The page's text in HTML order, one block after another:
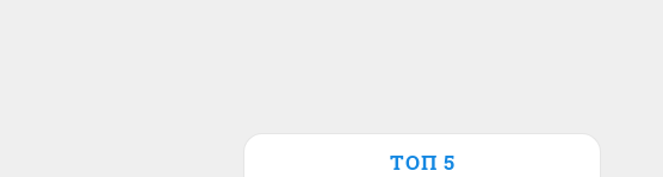
ТОП 5